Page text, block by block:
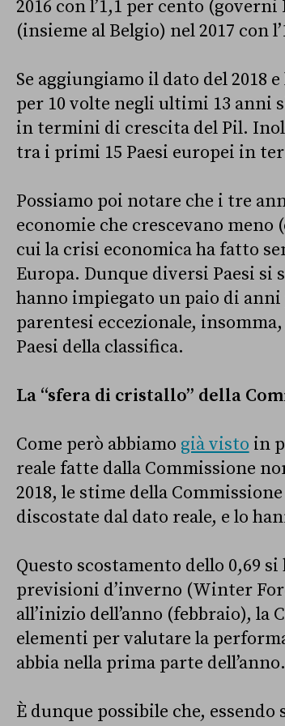
2016 con l’1,1 per cento
(insieme al Belgio) nel 2017 con
Se aggiungiamo il dato del 2018
per 10 volte negli ultimi 13 anni
in termini di crescita del Pil.
tra i primi 15 Paesi europei in
Possiamo poi notare che i tre
economie che crescevano
cui la crisi economica ha fatto
Europa. Dunque diversi Paesi
hanno impiegato un paio di
parentesi eccezionale,
Paesi della classifica.
La “sfera di cristallo” della
Come però abbiamo già visto in
reale fatte dalla Commissione
2018, le stime della
discostate dal dato reale, e lo
Questo scostamento dello 0,69 si
previsioni d’inverno (Winter
all’inizio dell’anno (febbraio),
elementi per valutare la
abbia nella prima parte dell’anno.
È dunque possibile che,